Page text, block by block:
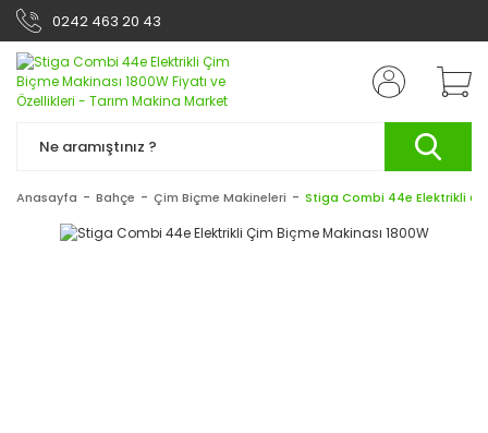
0242 463 20 43
Anasayfa Bahçe Çim Biçme Makineleri Stiga Combi 44e Elektrikli